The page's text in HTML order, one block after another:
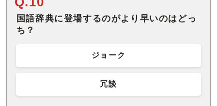
国語辞典に登場するのがより早いのはどっ
ち？
ジョーク
冗談